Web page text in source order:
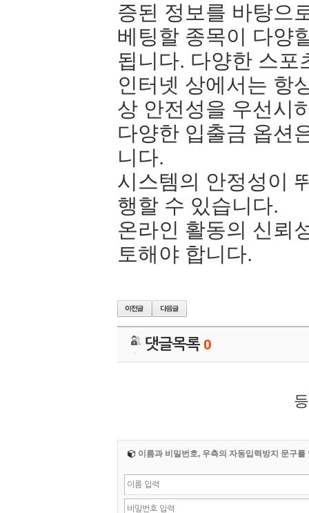
증된 정보를 바탕으
베팅할 종목이 다양
됩니다. 다양한 스포
인터넷 상에서는 항
상 안전성을 우선시
다양한 입출금 옵션
니다.
시스템의 안정성이
행할 수 있습니다.
온라인 활동의 신뢰
토해야 합니다.
댓글목록0
이름과 비밀번호, 우측의 자동입력방지 문구를